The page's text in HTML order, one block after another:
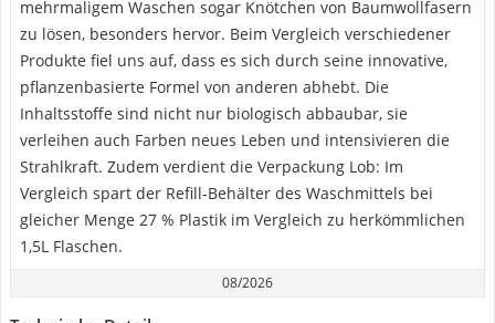
mehrmaligem Waschen sogar Knötchen von Baumwollfasern
zu lösen, besonders hervor. Beim Vergleich verschiedener
Produkte fiel uns auf, dass es sich durch seine innovative,
pflanzenbasierte Formel von anderen abhebt. Die
Inhaltsstoffe sind nicht nur biologisch abbaubar, sie
verleihen auch Farben neues Leben und intensivieren die
Strahlkraft. Zudem verdient die Verpackung Lob: Im
Vergleich spart der Refill-Behälter des Waschmittels bei
gleicher Menge 27 % Plastik im Vergleich zu herkömmlichen
1,5L Flaschen.
08/2026